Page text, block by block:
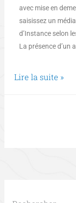
avec mise en
saisissez un
d’Instance selon
La présence d’un
Lire la suite »